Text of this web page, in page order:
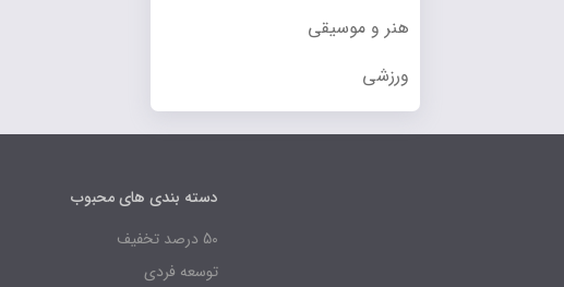
هنر و موسیقی
ورزشی
دسته بندی های محبوب
50 درصد تخفیف
توسعه فردی